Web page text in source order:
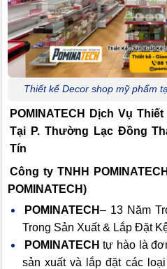
Thiết kế Decor shop mỹ phẩm
POMINATECH Dịch Vụ Thiết
Tại P. Thường Lạc Đồng
Tín
Công ty TNHH
POMINATECH)
POMINATECH– 13 Năm
Trong Sản Xuất & Lắp Đặt
POMINATECHtự hào là
sản xuất và lắp đặt các